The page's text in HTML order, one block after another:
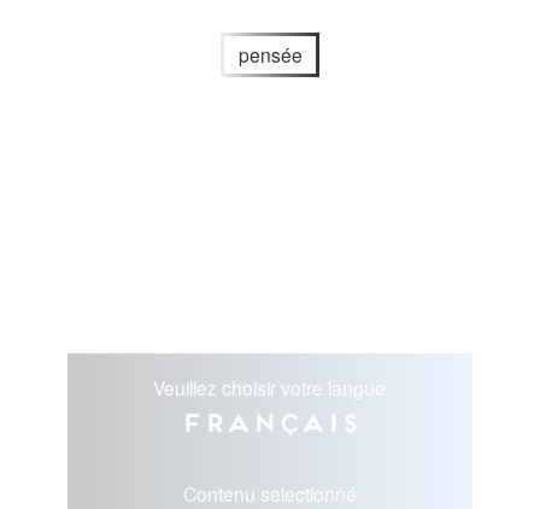
pensée
Veuillez choisir votre langue
Français
Contenu selectionné